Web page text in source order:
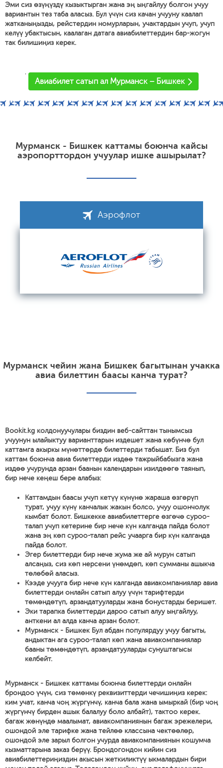
Эми сиз өзүңүздү кызыктырган жана эң ыңгайлуу болгон учуу
вариантын тез таба аласыз. Бул үчүн сиз качан учууну каалап
жатканыңызды, рейстердин номурларын, учактардын учуп, учуп
келүү убактысын, каалаган датага авиабилеттердин бар-жогун
так билишиңиз керек.
'
Авиабилет сатып ал Мурманск – Бишкек
Мурманск - Бишкек каттамы боюнча кайсы
аэропорттордон учуулар ишке ашырылат?
Аэрофлот
Мурманск чейин жана Бишкек багытынан учакка
авиа билеттин баасы канча турат?
Bookit.kg колдонуучулары биздин веб-сайттан тынымсыз
учуунун ылайыктуу варианттарын издешет жана көбүнчө бул
каттамга акыркы мүнөттөрдө билеттерди табышат. Биз бул
каттам боюнча авиа билеттерди издөө тажрыйбабызга жана
издөө учурунда арзан баанын календарын изилдөөгө таянып,
бир нече кеңеш бере алабыз:
Каттамдын баасы учуп кетүү күнүнө жараша өзгөрүп
турат, учуу күнү канчалык жакын болсо, учуу ошончолук
кымбат болот. Бишкекке авиабилеттерге өзгөчө суроо-
талап учуп кетерине бир нече күн калганда пайда болот
жана эң көп суроо-талап рейс учаарга бир күн калганда
пайда болот.
Эгер билеттерди бир нече жума же ай мурун сатып
алсаңыз, сиз көп нерсени үнөмдөп, көп сумманы ашыкча
төлөбөй аласыз.
Кээде учууга бир нече күн калганда авиакомпаниялар авиа
билеттерди онлайн сатып алуу үчүн тарифтерди
төмөндөтүп, арзандатууларды жана бонустарды беришет.
Эки тарапка билеттерди дароо сатып алуу ыңгайлуу,
анткени ал алда канча арзан болот.
Мурманск - Бишкек Бул абдан популярдуу учуу багыты,
андыктан ага суроо-талап көп жана авиакомпаниялар
бааны төмөндөтүп, арзандатууларды сунуштагысы
келбейт.
Мурманск - Бишкек каттамы боюнча билеттерди онлайн
брондоо үчүн, сиз төмөнкү реквизиттерди чечишиңиз керек:
ким учат, канча чоң жүргүнчү, канча бала жана ымыркай (бир чоң
жүргүнчү бирден ашык балалуу боло албайт), тактоо керек.
багаж жөнүндө маалымат, авиакомпаниянын багаж эрежелери,
ошондой эле тарифке жана тейлөө классына чектөөлөр,
ошондой эле зарыл болгон учурда авиакомпаниянын кошумча
кызматтарына заказ берүү. Брондогондон кийин сиз
авиабилеттериңиздин акысын жеткиликтүү ыкмалардын бири